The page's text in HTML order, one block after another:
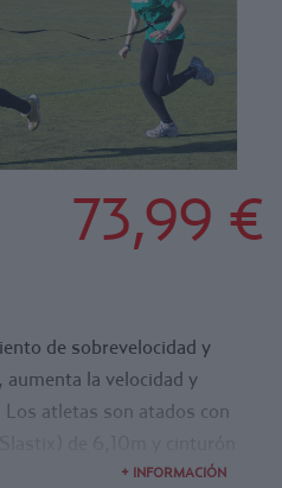
73,99 €
de sobrevelocidad y
la velocidad y
atletas son atados con
resistencia variable gracias al
+ INFORMACIÓN